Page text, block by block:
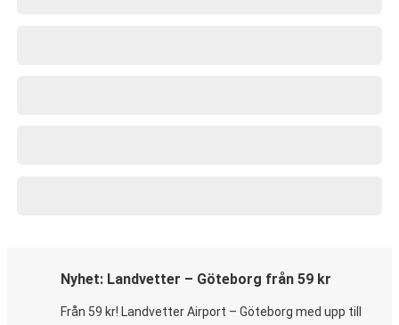
Nyhet: Landvetter – Göteborg från 59 kr
Från 59 kr! Landvetter Airport – Göteborg med upp till